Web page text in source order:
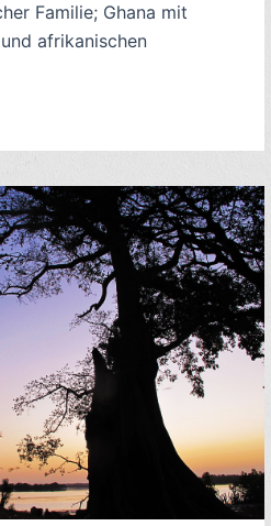
Familie; Ghana mit
afrikanischen